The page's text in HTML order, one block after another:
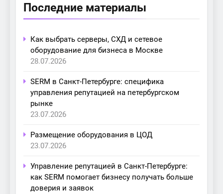
Последние материалы
Как выбрать серверы, СХД и сетевое
оборудование для бизнеса в Москве
28.07.2026
SERM в Санкт-Петербурге: специфика
управления репутацией на петербургском
рынке
23.07.2026
Размещение оборудования в ЦОД
23.07.2026
Управление репутацией в Санкт-Петербурге:
как SERM помогает бизнесу получать больше
доверия и заявок